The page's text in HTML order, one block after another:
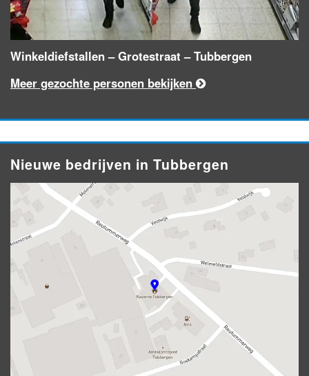
Winkeldiefstallen – Grotestraat – Tubbergen
Meer gezochte personen bekijken
Nieuwe bedrijven in Tubbergen